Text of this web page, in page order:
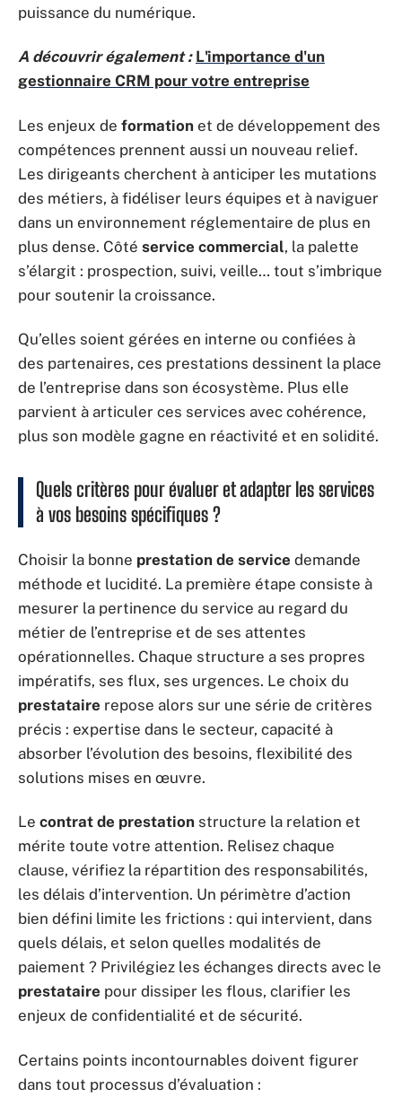
puissance du numérique.
A découvrir également : L'importance d'un
gestionnaire CRM pour votre entreprise
Les enjeux de formation et de développement des
compétences prennent aussi un nouveau relief.
Les dirigeants cherchent à anticiper les mutations
des métiers, à fidéliser leurs équipes et à naviguer
dans un environnement réglementaire de plus en
plus dense. Côté service commercial, la palette
s’élargit : prospection, suivi, veille… tout s’imbrique
pour soutenir la croissance.
Qu’elles soient gérées en interne ou confiées à
des partenaires, ces prestations dessinent la place
de l’entreprise dans son écosystème. Plus elle
parvient à articuler ces services avec cohérence,
plus son modèle gagne en réactivité et en solidité.
Quels critères pour évaluer et adapter les services
à vos besoins spécifiques ?
Choisir la bonne prestation de service demande
méthode et lucidité. La première étape consiste à
mesurer la pertinence du service au regard du
métier de l’entreprise et de ses attentes
opérationnelles. Chaque structure a ses propres
impératifs, ses flux, ses urgences. Le choix du
prestataire repose alors sur une série de critères
précis : expertise dans le secteur, capacité à
absorber l’évolution des besoins, flexibilité des
solutions mises en œuvre.
Le contrat de prestation structure la relation et
mérite toute votre attention. Relisez chaque
clause, vérifiez la répartition des responsabilités,
les délais d’intervention. Un périmètre d’action
bien défini limite les frictions : qui intervient, dans
quels délais, et selon quelles modalités de
paiement ? Privilégiez les échanges directs avec le
prestataire pour dissiper les flous, clarifier les
enjeux de confidentialité et de sécurité.
Certains points incontournables doivent figurer
dans tout processus d’évaluation :